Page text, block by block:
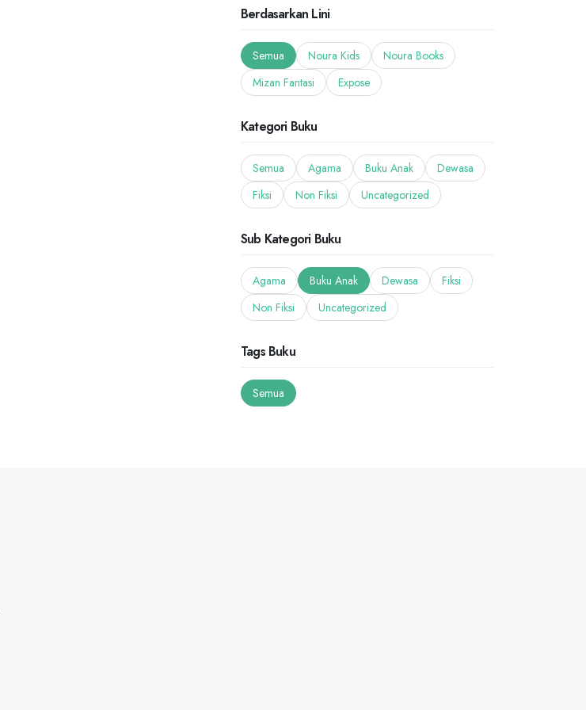
Berdasarkan Lini
Semua Noura Kids
Noura Books
Mizan Fantasi
Expose
Kategori Buku
Semua Agama Buku Anak
Dewasa
Fiksi
Non Fiksi Uncategorized
Sub Kategori Buku
Agama Buku Anak Dewasa
Fiksi
Non Fiksi
Uncategorized
Tags Buku
Semua